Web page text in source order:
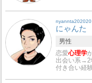
nyannta202020
にゃんた
男性
恋愛心理学
出会い系→2
付き合い経